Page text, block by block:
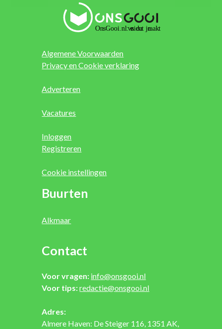
Algemene Voorwaarden
Privacy en Cookie verklaring
Adverteren
Vacatures
Inloggen
Registreren
Cookie instellingen
Buurten
Alkmaar
Contact
Voor vragen: info@onsgooi.nl
Voor tips:redactie@onsgooi.nl
Adres:
Almere Haven: De Steiger 116, 1351 AK,